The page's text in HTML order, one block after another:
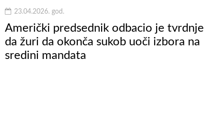
23.04.2026. god.
Američki predsednik odbacio je tvrdnje
da žuri da okonča sukob uoči izbora na
sredini mandata